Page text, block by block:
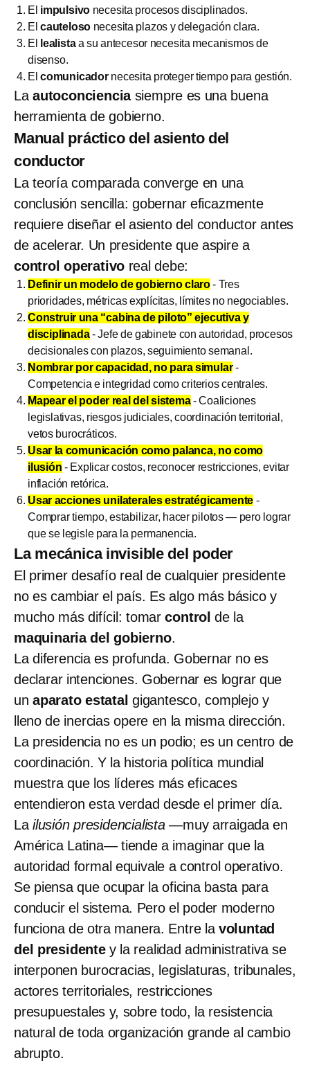
El impulsivo necesita procesos disciplinados.
El cauteloso necesita plazos y delegación clara.
El
lealistaa su antecesor necesita mecanismos de
disenso.
El comunicadornecesita proteger tiempo para gestión.
La autoconcienciasiempre es una buena
herramienta de gobierno.
Manual práctico del asiento del
conductor
La teoría comparada converge en una
conclusión sencilla: gobernar eficazmente
requiere diseñar el asiento del conductor antes
de acelerar. Un presidente que aspire a
control operativo real debe:
Definir un modelo de gobierno claro- Tres
prioridades, métricas explícitas, límites no negociables.
Construir una “cabina de piloto” ejecutiva y
disciplinada- Jefe de gabinete con autoridad, procesos
decisionales con plazos, seguimiento semanal.
Nombrar por capacidad, no para simular-
Competencia e integridad como criterios centrales.
Mapear el poder real del sistema- Coaliciones
legislativas, riesgos judiciales, coordinación territorial,
vetos burocráticos.
Usar la comunicación como palanca, no como
ilusión - Explicar costos, reconocer restricciones, evitar
inflación retórica.
Usar acciones unilaterales estratégicamente -
Comprar tiempo, estabilizar, hacer pilotos — pero lograr
que se legisle para la permanencia.
La mecánica invisible del poder
El primer desafío real de cualquier presidente
no es cambiar el país. Es algo más básico y
mucho más difícil: tomarcontrol de la
maquinaria del gobierno.
La diferencia es profunda. Gobernar no es
declarar intenciones. Gobernar es lograr que
un aparato estatal gigantesco, complejo y
lleno de inercias opere en la misma dirección.
La presidencia no es un podio; es un centro de
coordinación. Y la historia política mundial
muestra que los líderes más eficaces
entendieron esta verdad desde el primer día.
La ilusión presidencialista—muy arraigada en
América Latina— tiende a imaginar que la
autoridad formal equivale a control operativo.
Se piensa que ocupar la oficina basta para
conducir el sistema. Pero el poder moderno
funciona de otra manera. Entre la voluntad
del presidentey la realidad administrativa se
interponen burocracias, legislaturas, tribunales,
actores territoriales, restricciones
presupuestales y, sobre todo, la resistencia
natural de toda organización grande al cambio
abrupto.